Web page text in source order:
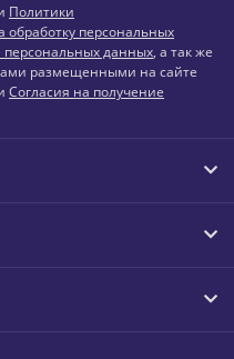
Политики
обработку персональных
персональных данных, а так же
размещенными на сайте
Согласия на получение